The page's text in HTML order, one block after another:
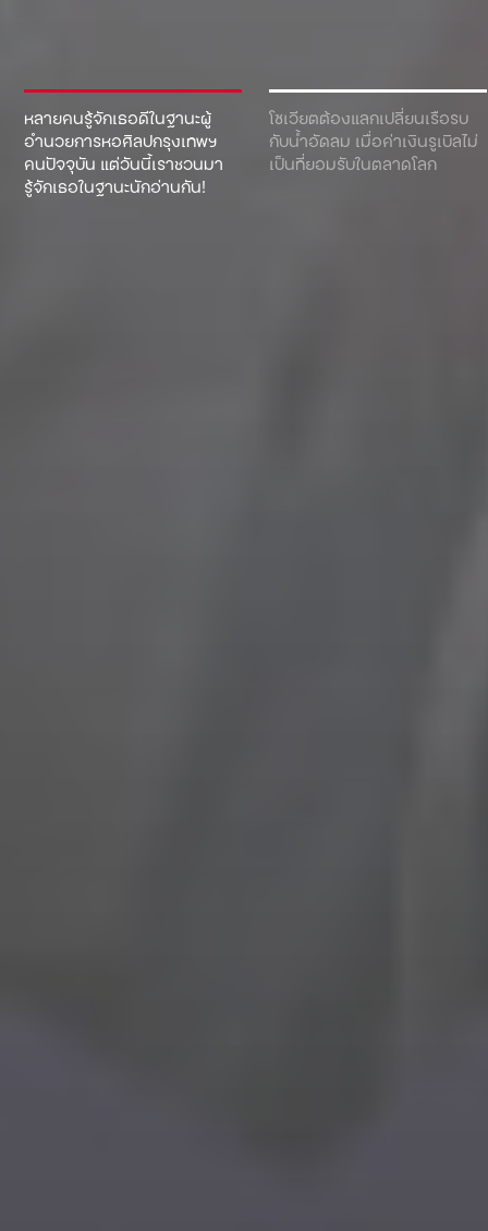
หลายคนรู้จักเธอดีในฐานะผู้
อำนวยการหอศิลปกรุงเทพฯ
คนปัจจุบัน แต่วันนี้เราชวนมา
รู้จักเธอในฐานะนักอ่านกัน!
โซเวียตต้องแลกเปลี่ยนเรือรบ
กับน้ำอัดลม เมื่อค่าเงินรูเบิลไม่
เป็นที่ยอมรับในตลาดโลก